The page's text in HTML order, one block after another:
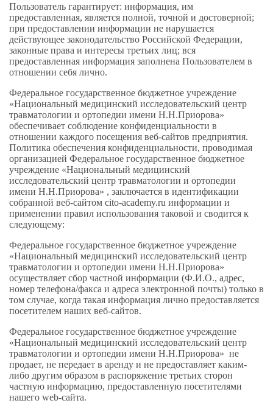
Пользователь гарантирует: информация, им
предоставленная, является полной, точной и достоверной;
при предоставлении информации не нарушается
действующее законодательство Российской Федерации,
законные права и интересы третьих лиц; вся
предоставленная информация заполнена Пользователем в
отношении себя лично.
Федеральное государственное бюджетное учреждение
«Национальный медицинский исследовательский центр
травматологии и ортопедии имени Н.Н.Приорова»
обеспечивает соблюдение конфиденциальности в
отношении каждого посещения веб-сайтов предприятия.
Политика обеспечения конфиденциальности, проводимая
организацией Федеральное государственное бюджетное
учреждение «Национальный медицинский
исследовательский центр травматологии и ортопедии
имени Н.Н.Приорова» , заключается в идентификации
собранной веб-сайтом cito-academy.ru информации и
применении правил использования таковой и сводится к
следующему:
Федеральное государственное бюджетное учреждение
«Национальный медицинский исследовательский центр
травматологии и ортопедии имени Н.Н.Приорова»
осуществляет сбор частной информации (Ф.И.О., адрес,
номер телефона/факса и адреса электронной почты) только в
том случае, когда такая информация лично предоставляется
посетителем наших веб-сайтов.
Федеральное государственное бюджетное учреждение
«Национальный медицинский исследовательский центр
травматологии и ортопедии имени Н.Н.Приорова» не
продает, не передает в аренду и не предоставляет каким-
либо другим образом в распоряжение третьих сторон
частную информацию, предоставленную посетителями
нашего web-сайта.